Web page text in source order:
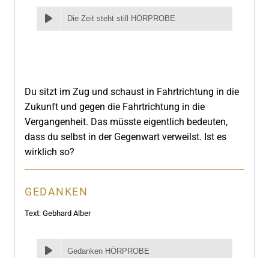
Die Zeit steht still HÖRPROBE
Du sitzt im Zug und schaust in Fahrtrichtung in die
Zukunft und gegen die Fahrtrichtung in die
Vergangenheit. Das müsste eigentlich bedeuten,
dass du selbst in der Gegenwart verweilst. Ist es
wirklich so?
GEDANKEN
Text: Gebhard Alber
Gedanken HÖRPROBE